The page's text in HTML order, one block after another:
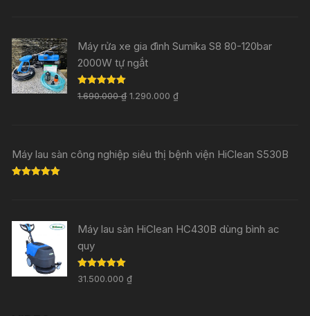
Máy rửa xe gia đình Sumika S8 80-120bar
2000W tự ngắt
Rated 5.00
out of 5
1.690.000₫ 1.290.000₫
Máy lau sàn công nghiệp siêu thị bệnh viện HiClean S530B
Máy lau sàn HiClean HC430B dùng bình ac
quy
Rated5.00
out of 5
31.500.000₫